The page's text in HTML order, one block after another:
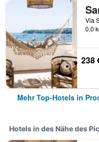
0,0
238
Mehr Top-Hotels in
Hotels in des Nähe des